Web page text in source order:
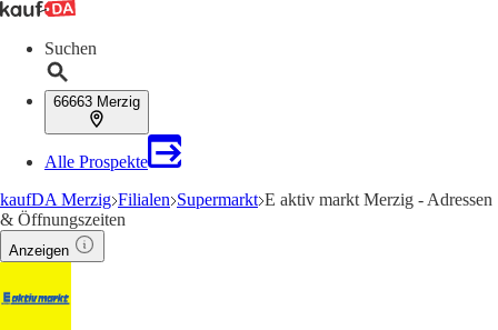
Suchen
66663 Merzig
Alle Prospekte
kaufDA Merzig Filialen Supermarkt E aktiv markt Merzig - Adressen
& Öffnungszeiten
Anzeigen